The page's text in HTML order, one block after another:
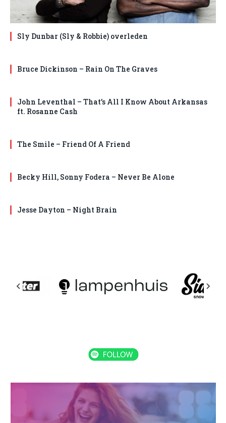
Sly Dunbar (Sly & Robbie) overleden
Bruce Dickinson – Rain On The Graves
John Leventhal – That’s All I Know About Arkansas
ft. Rosanne Cash
The Smile – Friend Of A Friend
Becky Hill, Sonny Fodera – Never Be Alone
Jesse Dayton – Night Brain